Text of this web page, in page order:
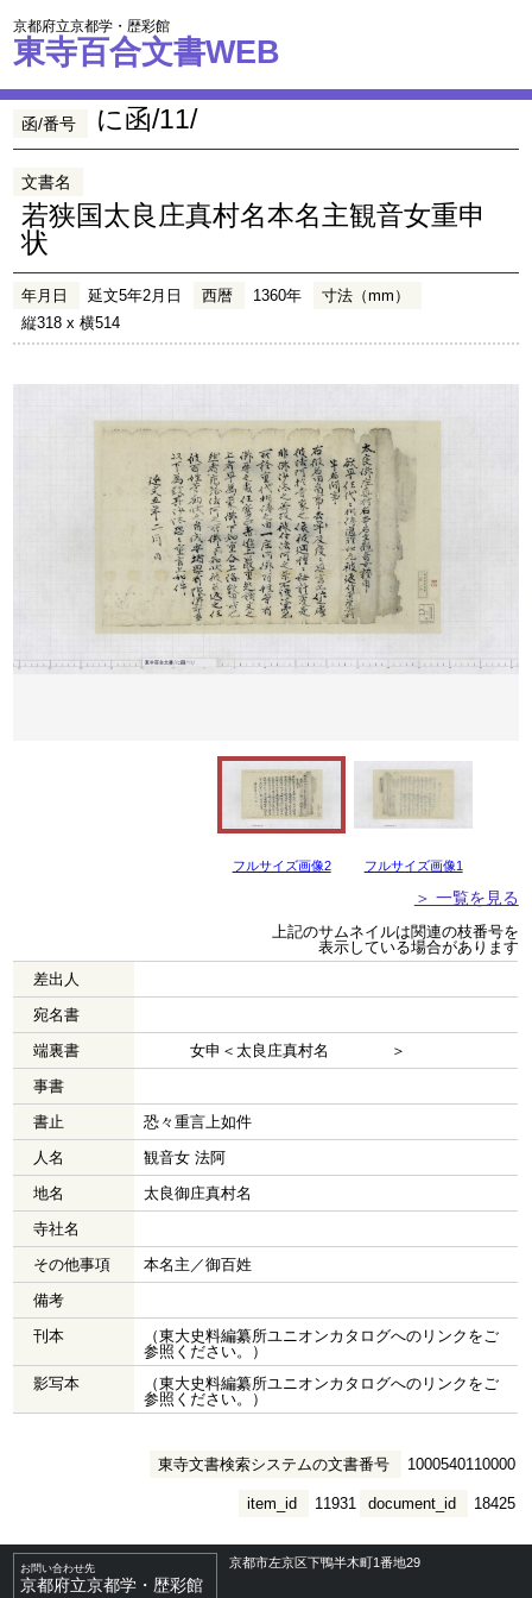
京都府立京都学・歴彩館
東寺百合文書WEB
函/番号 に函/11/
文書名
若狭国太良庄真村名本名主観音女重申
状
年月日 延文5年2月日 西暦 1360年
寸法（mm）
縦318 x 横514
フルサイズ画像2 フルサイズ画像1
＞ 一覧を見る
上記のサムネイルは関連の枝番号を
表示している場合があります
差出人
宛名書
端裏書
女申＜太良庄真村名 ＞
事書
書止
恐々重言上如件
人名
観音女 法阿
地名
太良御庄真村名
寺社名
その他事項
本名主／御百姓
備考
刊本
（東大史料編纂所ユニオンカタログへのリンクをご
参照ください。）
影写本
（東大史料編纂所ユニオンカタログへのリンクをご
参照ください。）
東寺文書検索システムの文書番号 1000540110000
document_id 18425
item_id 11931
お問い合わせ先
京都府立京都学・歴彩館
京都市左京区下鴨半木町1番地29